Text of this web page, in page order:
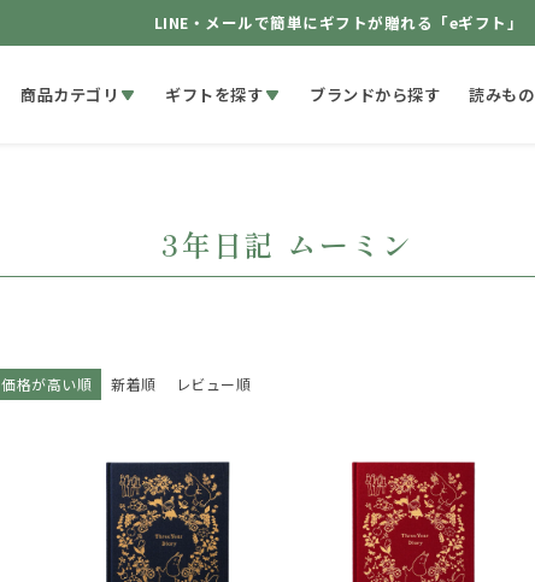
LINE・メールで簡単にギフトが贈れる「eギフト」
商品カテゴリ ギフトを探す ブランドから探す 読みもの
3年日記 ムーミン
価格が高い順 新着順 レビュー順